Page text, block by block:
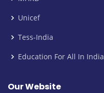
Unicef
Tess-India
Education For All In India
Our Website